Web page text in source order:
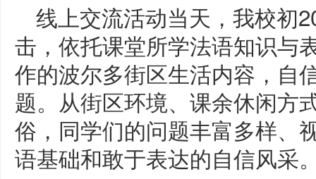
线上交流活动当天，我校初
击，依托课堂所学法语知识与
作的波尔多街区生活内容，自
题。从街区环境、课余休闲方
俗，同学们的问题丰富多样、
语基础和敢于表达的自信风采